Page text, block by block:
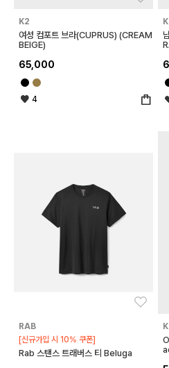
K2
여성 컴포트 브라(CUPRUS) (CREAM
BEIGE)
65,000
4
RAB
[신규가입 시 10% 쿠폰]
Rab 스탠스 트래버스 티 Beluga